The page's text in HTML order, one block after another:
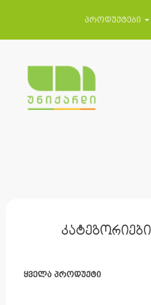
პროდუქტები
კატეგორიები
ყველა პროდუქტი